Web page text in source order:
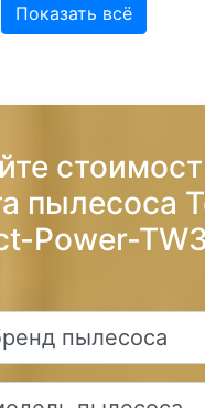
Показать всё
пылесоса
Power-